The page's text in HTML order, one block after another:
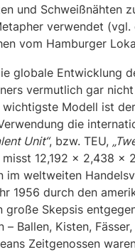
und Schweißnähten
verwendet
vom Hamburger
globale Entwicklung
vermutlich gar
Modell ist
die
Unit“, bzw. TEU,
12,192 × 2,438 ×
im weltweiten
1956 durch den
große Skepsis
– Ballen, Kisten,
Zeitgenossen